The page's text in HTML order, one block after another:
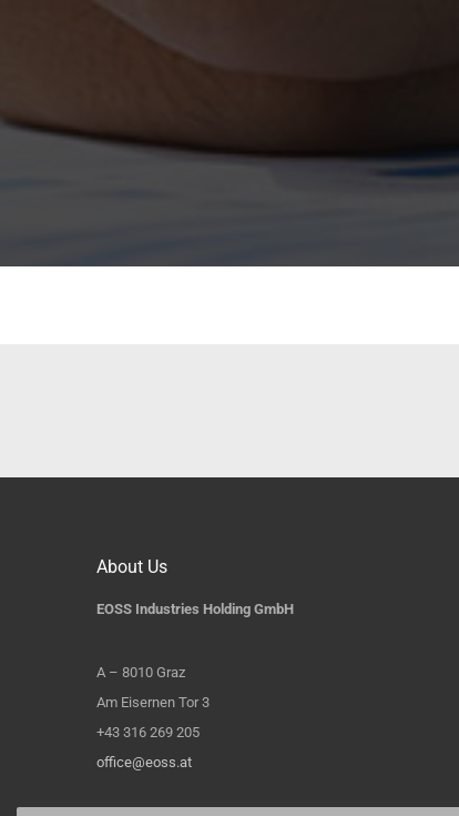
About Us
EOSS Industries Holding GmbH
A – 8010 Graz
Am Eisernen Tor 3
+43 316 269 205
office@eoss.at